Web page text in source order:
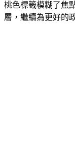
桃色標籤模糊了焦
層，繼續為更好的